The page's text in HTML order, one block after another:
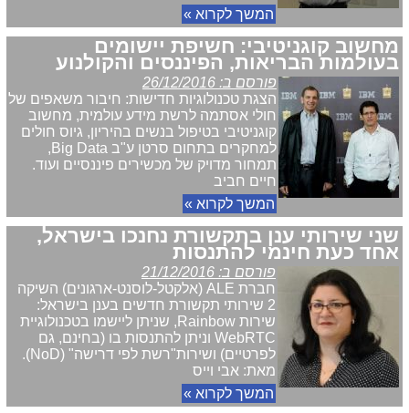
המשך לקרוא »
מחשוב קוגניטיבי: חשיפת יישומים
בעולמות הבריאות, הפיננסים והקולנוע
פורסם ב: 26/12/2016
הצגת טכנולוגיות חדישות: חיבור משאפים של
חולי אסתמה לרשת מידע עולמית, מחשוב
קוגניטיבי בטיפול בנשים בהיריון, גיוס חולים
למחקרים בתחום סרטן ע"ב Big Data,
תמחור מדויק של מכשירים פיננסיים ועוד.
חיים חביב
המשך לקרוא »
שני שירותי ענן בתקשורת נחנכו בישראל,
אחד כעת חינמי להתנסות
פורסם ב: 21/12/2016
חברת ALE (אלקטל-לוסנט-ארגונים) השיקה
2 שירותי תקשורת חדשים בענן בישראל:
שירות Rainbow, שניתן ליישמו בטכנולוגיית
WebRTC וניתן להתנסות בו (בחינם, גם
לפרטיים) ושירות"רשת לפי דרישה" (NoD).
מאת: אבי וייס
המשך לקרוא »